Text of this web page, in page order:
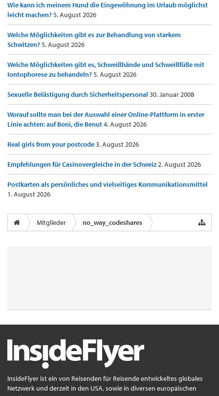
Wie kann ich meinem Hund die Eingewöhnung im Urlaub möglichst
leicht machen?5. August 2026
Welche Möglichkeiten gibt es zur Behandlung von starkem
Schwitzen?5. August 2026
Welche Möglichkeiten gibt es, Schweißhände und Schweißfüße mit
Iontophorese zu behandeln?5. August 2026
Sexuelle Belästigung durch Sicherheitspersonal 30. Januar 2008
Worauf sollte man bei der Auswahl einer Online-Plattform in erster
Linie achten: auf Boni, die Benut4. August 2026
Real girls from your postcode3. August 2026
Empfehlungen für Casinovergleiche in der Schweiz2. August 2026
Postkarten als persönliches und vielseitiges Kommunikationsmittel
1. August 2026
Mitglieder no_way_codeshares
InsideFlyer ist ein von Reisenden für Reisende entwickeltes globales
Netzwerk und derzeit in den USA, sowie in diversen europäischen